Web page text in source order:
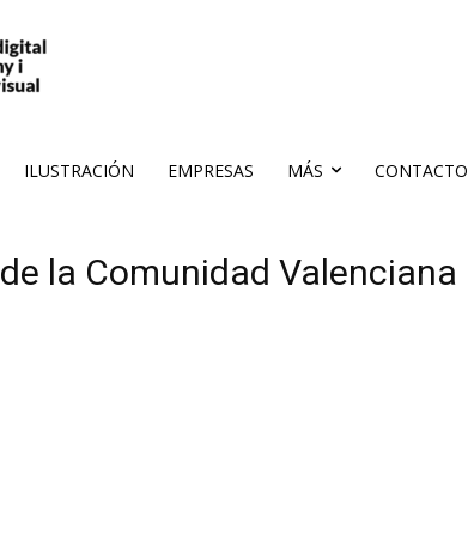
ILUSTRACIÓN EMPRESAS MÁS CONTACTO
la Comunidad Valenciana